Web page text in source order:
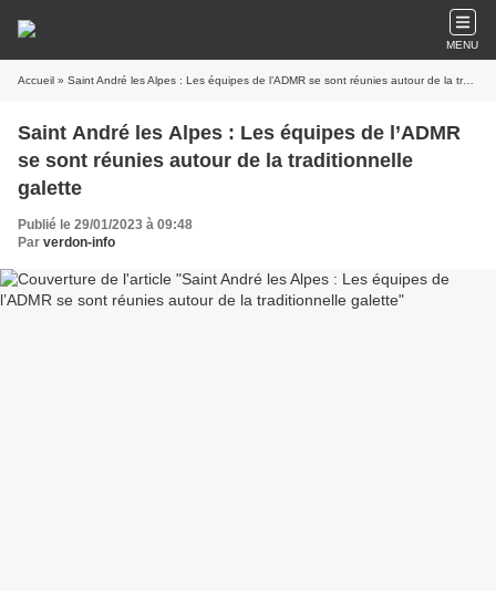
MENU
Accueil » Saint André les Alpes : Les équipes de l’ADMR se sont réunies autour de la traditionnelle galette
Saint André les Alpes : Les équipes de l’ADMR
se sont réunies autour de la traditionnelle
galette
Publié le 29/01/2023 à 09:48
Par verdon-info